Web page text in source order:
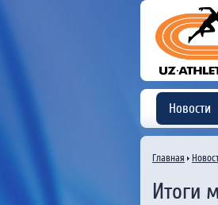
Новости
Главная
Итоги